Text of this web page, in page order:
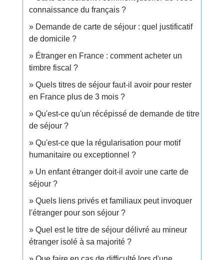
connaissance du français ?
Demande de carte de séjour : quel justificatif
de domicile ?
Étranger en France : comment acheter un
timbre fiscal ?
Quels titres de séjour faut-il avoir pour rester
en France plus de 3 mois ?
Qu'est-ce qu'un récépissé de demande de titre
de séjour ?
Qu'est-ce que la régularisation pour motif
humanitaire ou exceptionnel ?
Un enfant étranger doit-il avoir une carte de
séjour ?
Quels liens privés et familiaux peut invoquer
l'étranger pour son séjour ?
Quel est le titre de séjour délivré au mineur
étranger isolé à sa majorité ?